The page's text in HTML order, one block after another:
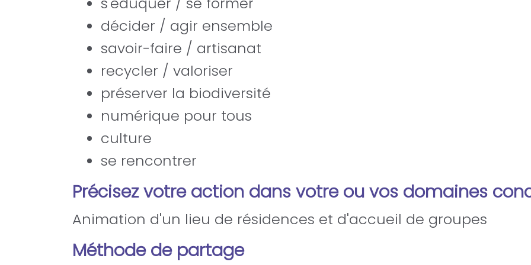
décider / agir ensemble
savoir-faire / artisanat
recycler / valoriser
préserver la biodiversité
numérique pour tous
culture
se rencontrer
Précisez votre action dans votre ou vos domaines
Animation d'un lieu de résidences et d'accueil de groupes
Méthode de partage